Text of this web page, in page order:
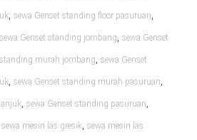
, sewa Genset standing floor pasuruan,
sewa Genset standing jombang, sewa Genset
murah jombang, sewa Genset
, sewa Genset standing murah pasuruan,
, sewa Genset standing pasuruan,
sewa mesin las gresik, sewa mesin las